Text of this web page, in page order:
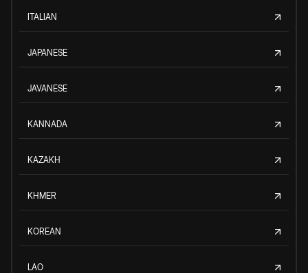
ITALIAN
JAPANESE
JAVANESE
KANNADA
KAZAKH
KHMER
KOREAN
LAO